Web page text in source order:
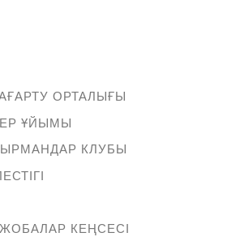
ОРТАЛЫҒЫ
ҰЙЫМЫ
КЛУБЫ
КЕҢСЕСІ